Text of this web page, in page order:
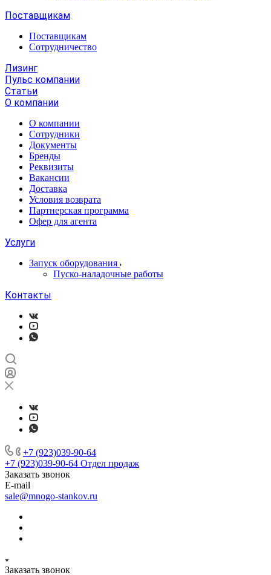
Поставщикам
Поставщикам
Сотрудничество
Лизинг
Пульс компании
Статьи
О компании
О компании
Сотрудники
Документы
Бренды
Реквизиты
Вакансии
Доставка
Условия возврата
Партнерская программа
Офер для агента
Услуги
Запуск оборудования
Пуско-наладочные работы
Контакты
+7 (923)039-90-64
+7 (923)039-90-64 Отдел продаж
Заказать звонок
E-mail
sale@mnogo-stankov.ru
Заказать звонок